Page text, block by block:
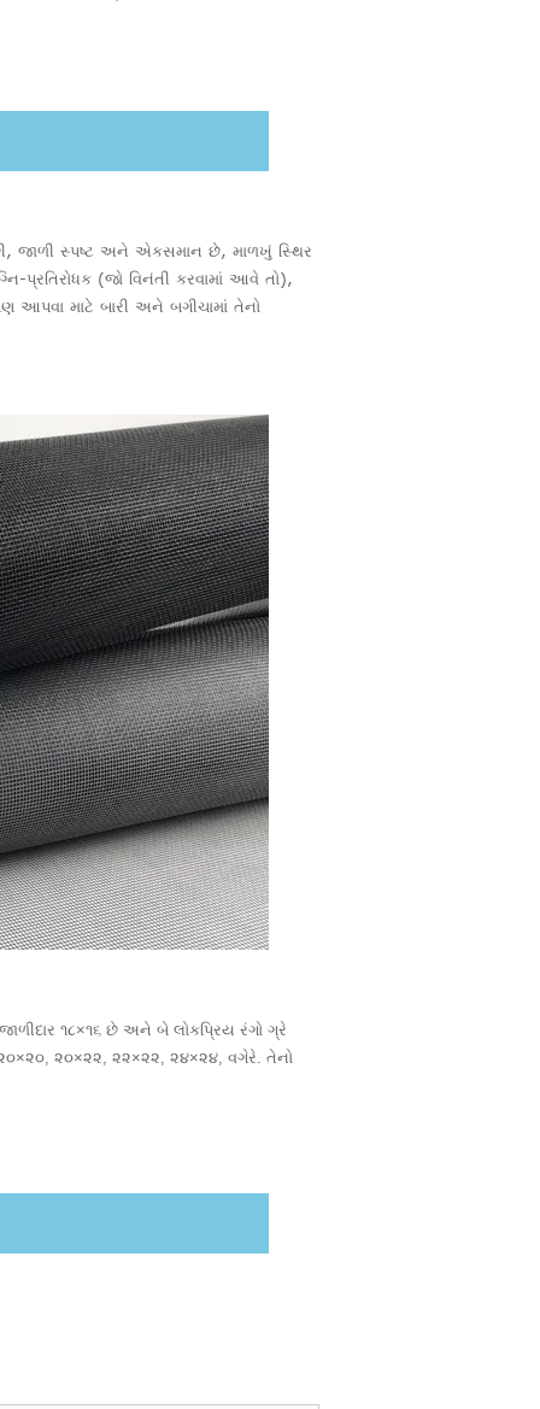
જાળી સ્પષ્ટ અને એકસમાન છે, માળખું સ્થિર
પ્રતિરોધક (જો વિનંતી કરવામાં આવે તો),
માટે બારી અને બગીચામાં તેનો
૧૮×૧૬ છે અને બે લોકપ્રિય રંગો ગ્રે
૨૦×૨૨, ૨૨×૨૨, ૨૪×૨૪, વગેરે. તેનો